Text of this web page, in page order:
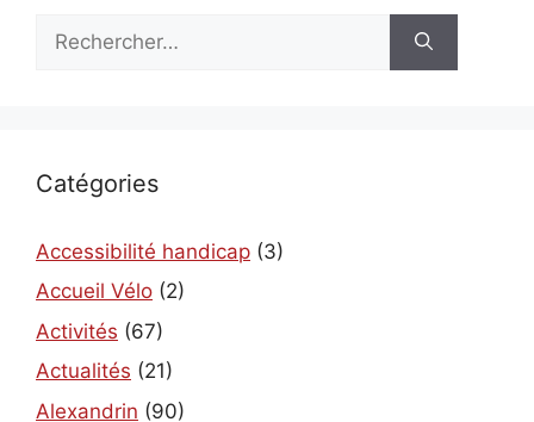
Catégories
Accessibilité handicap (3)
Accueil Vélo (2)
Activités (67)
Actualités (21)
Alexandrin (90)